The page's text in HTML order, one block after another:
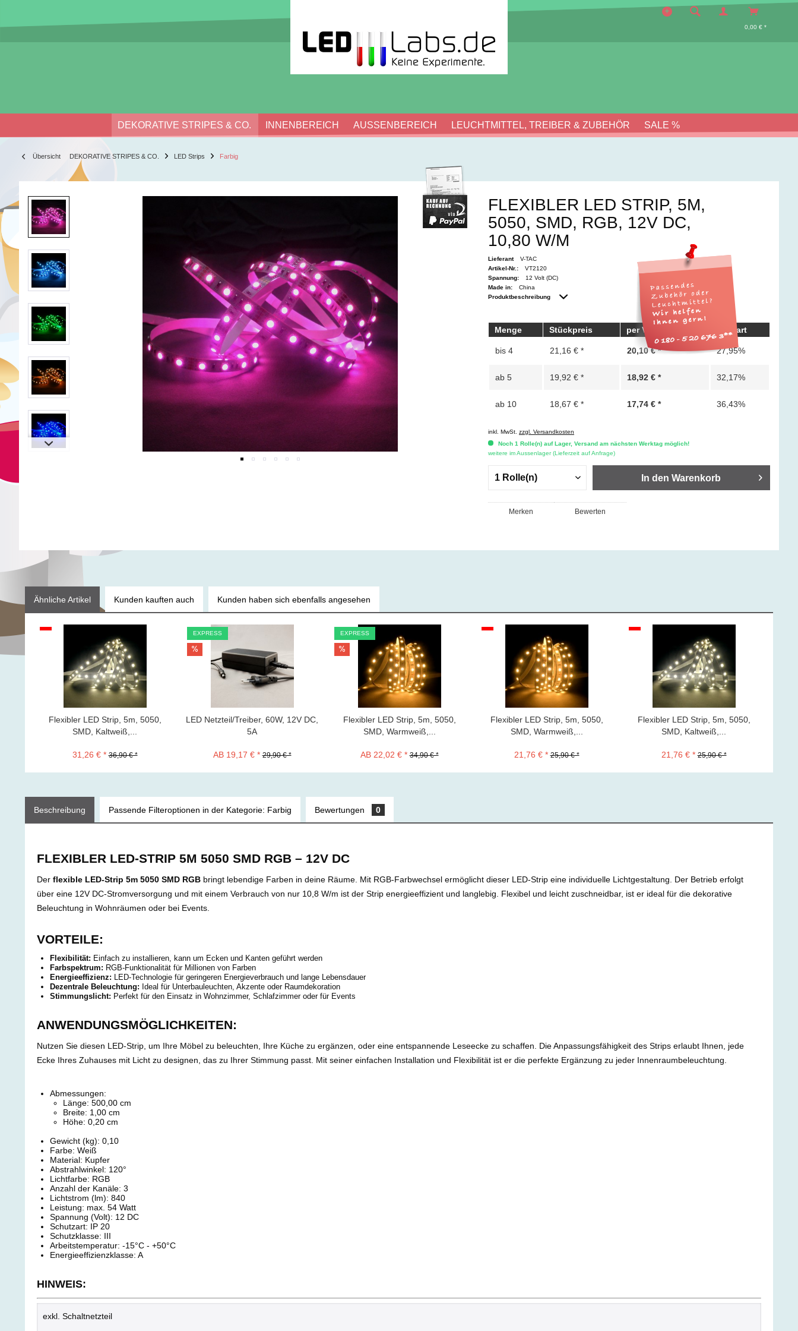
0,00 € *
DEKORATIVE STRIPES & CO. INNENBEREICH AUSSENBEREICH LEUCHTMITTEL, TREIBER & ZUBEHÖR SALE %
Übersicht DEKORATIVE STRIPES & CO. LED Strips Farbig
FLEXIBLER LED STRIP, 5M,
5050, SMD, RGB, 12V DC,
10,80 W/M
Lieferant
V-TAC
Artikel-Nr.:
VT2120
Spannung:
12 Volt (DC)
Made in:
China
Produktbeschreibung
Menge Stückpreis per Vorkasse gespart
bis 4 21,16 € * 20,10 € * 27,95%
ab 5 19,92 € * 18,92 € * 32,17%
ab 10 18,67 € * 17,74 € * 36,43%
inkl. MwSt. zzgl. Versandkosten
Noch 1 Rolle(n) auf Lager, Versand am nächsten Werktag möglich!
weitere im Aussenlager (Lieferzeit auf Anfrage)
In den Warenkorb
Merken Bewerten
Ähnliche Artikel Kunden kauften auch Kunden haben sich ebenfalls angesehen
Flexibler LED Strip, 5m, 5050,
SMD, Kaltweiß,...
31,26 € * 36,90 € *
EXPRESS
LED Netzteil/Treiber, 60W, 12V DC,
5A
AB 19,17 € * 29,90 € *
EXPRESS
Flexibler LED Strip, 5m, 5050,
SMD, Warmweiß,...
AB 22,02 € * 34,90 € *
Flexibler LED Strip, 5m, 5050,
SMD, Warmweiß,...
21,76 € * 25,90 € *
Flexibler LED Strip, 5m, 5050,
SMD, Kaltweiß,...
21,76 € * 25,90 € *
Beschreibung Passende Filteroptionen in der Kategorie: Farbig Bewertungen 0
FLEXIBLER LED-STRIP 5M 5050 SMD RGB – 12V DC
Der flexible LED-Strip 5m 5050 SMD RGB bringt lebendige Farben in deine Räume. Mit RGB-Farbwechsel ermöglicht dieser LED-Strip eine individuelle Lichtgestaltung. Der Betrieb erfolgt
über eine 12V DC-Stromversorgung und mit einem Verbrauch von nur 10,8 W/m ist der Strip energieeffizient und langlebig. Flexibel und leicht zuschneidbar, ist er ideal für die dekorative
Beleuchtung in Wohnräumen oder bei Events.
VORTEILE:
Flexibilität: Einfach zu installieren, kann um Ecken und Kanten geführt werden
Farbspektrum: RGB-Funktionalität für Millionen von Farben
Energieeffizienz: LED-Technologie für geringeren Energieverbrauch und lange Lebensdauer
Dezentrale Beleuchtung: Ideal für Unterbauleuchten, Akzente oder Raumdekoration
Stimmungslicht: Perfekt für den Einsatz in Wohnzimmer, Schlafzimmer oder für Events
ANWENDUNGSMÖGLICHKEITEN:
Nutzen Sie diesen LED-Strip, um Ihre Möbel zu beleuchten, Ihre Küche zu ergänzen, oder eine entspannende Leseecke zu schaffen. Die Anpassungsfähigkeit des Strips erlaubt Ihnen, jede
Ecke Ihres Zuhauses mit Licht zu designen, das zu Ihrer Stimmung passt. Mit seiner einfachen Installation und Flexibilität ist er die perfekte Ergänzung zu jeder Innenraumbeleuchtung.
Abmessungen:
Länge: 500,00 cm
Breite: 1,00 cm
Höhe: 0,20 cm
Gewicht (kg): 0,10
Farbe: Weiß
Material: Kupfer
Abstrahlwinkel: 120°
Lichtfarbe: RGB
Anzahl der Kanäle: 3
Lichtstrom (lm): 840
Leistung: max. 54 Watt
Spannung (Volt): 12 DC
Schutzart: IP 20
Schutzklasse: III
Arbeitstemperatur: -15°C - +50°C
Energieeffizienzklasse: A
HINWEIS:
exkl. Schaltnetzteil